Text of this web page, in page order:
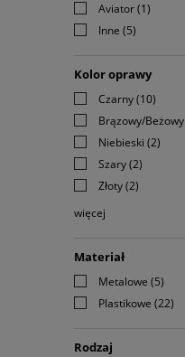
Aviator(1)
Inne (5)
Kolor oprawy
Czarny(10)
Brązowy/Beżowy
Niebieski (2)
Szary(2)
Złoty(2)
więcej
Materiał
Metalowe (5)
Plastikowe (22)
Rodzaj